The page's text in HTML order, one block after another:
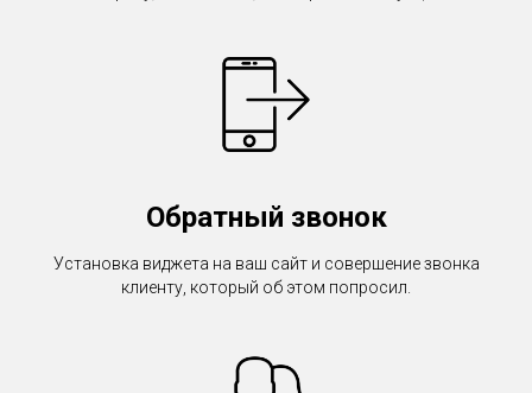
Обратный звонок
Установка виджета на ваш сайт и совершение звонка
клиенту, который об этом попросил.